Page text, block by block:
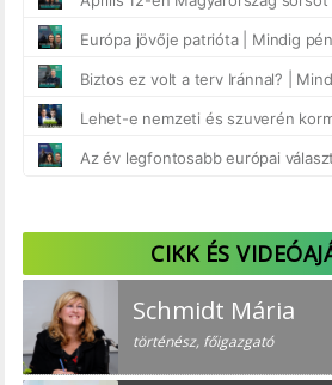
CIKK ÉS
Schmidt Mária
történész, főigazgató